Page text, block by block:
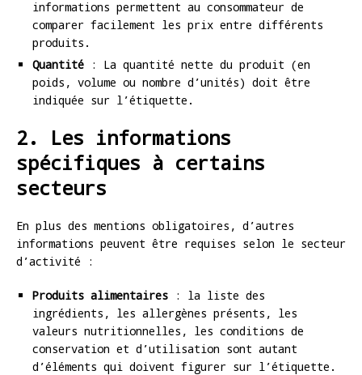
informations permettent au consommateur de
comparer facilement les prix entre différents
produits.
Quantité : La quantité nette du produit (en
poids, volume ou nombre d’unités) doit être
indiquée sur l’étiquette.
2. Les informations
spécifiques à certains
secteurs
En plus des mentions obligatoires, d’autres
informations peuvent être requises selon le secteur
d’activité :
Produits alimentaires : la liste des
ingrédients, les allergènes présents, les
valeurs nutritionnelles, les conditions de
conservation et d’utilisation sont autant
d’éléments qui doivent figurer sur l’étiquette.